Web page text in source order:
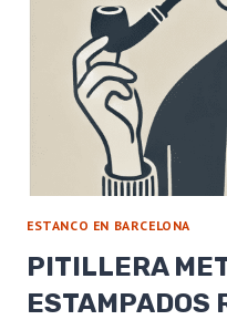
ENCENDIDO
DE
ALTA
GAMA
ESTANCO EN BARCELONA
PITILLERA
ESTAMPADOS